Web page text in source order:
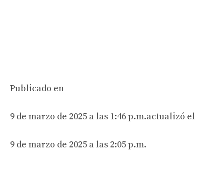
Publicado en
9 de marzo de 2025 a las 1:46 p.m.actualizó el
9 de marzo de 2025 a las 2:05 p.m.